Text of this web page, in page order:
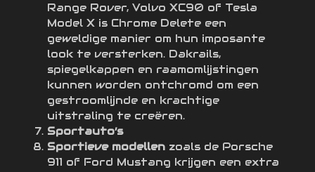
Range Rover, Volvo XC90 of Tesla
Model X is Chrome Delete een
geweldige manier om hun imposante
look te versterken. Dakrails,
spiegelkappen en raamomlijstingen
kunnen worden ontchromd om een
gestroomlijnde en krachtige
uitstraling te creëren.
Sportauto’s
Sportieve modellen zoals de Porsche
911 of Ford Mustang krijgen een extra